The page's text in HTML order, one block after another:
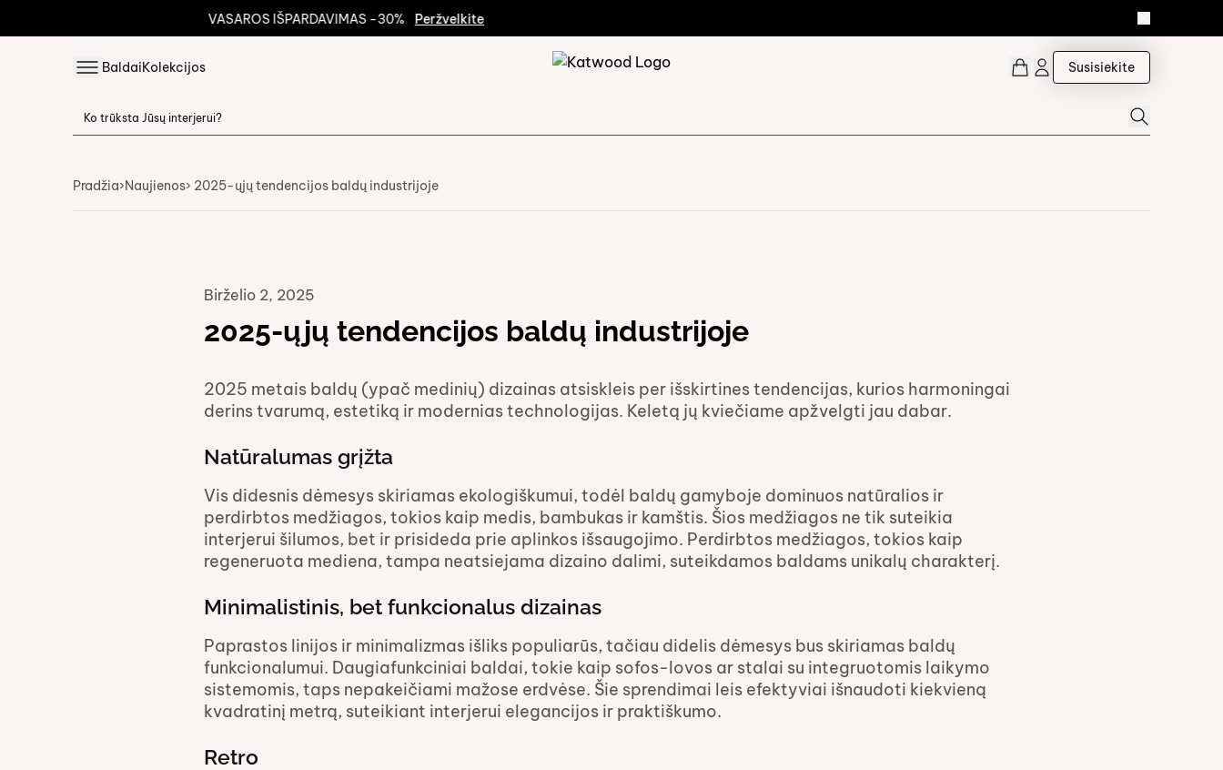
VASAROS IŠPARDAVIMAS -30% Peržvelkite
BaldaiKolekcijos Susisiekite
Pradžia›Naujienos› 2025-ųjų tendencijos baldų industrijoje
Birželio 2, 2025
2025-ųjų tendencijos baldų industrijoje
2025 metais baldų (ypač medinių) dizainas atsiskleis per išskirtines tendencijas, kurios harmoningai
derins tvarumą, estetiką ir modernias technologijas. Keletą jų kviečiame apžvelgti jau dabar.
Natūralumas grįžta
Vis didesnis dėmesys skiriamas ekologiškumui, todėl baldų gamyboje dominuos natūralios ir
perdirbtos medžiagos, tokios kaip medis, bambukas ir kamštis. Šios medžiagos ne tik suteikia
interjerui šilumos, bet ir prisideda prie aplinkos išsaugojimo. Perdirbtos medžiagos, tokios kaip
regeneruota mediena, tampa neatsiejama dizaino dalimi, suteikdamos baldams unikalų charakterį.
Minimalistinis, bet funkcionalus dizainas
Paprastos linijos ir minimalizmas išliks populiarūs, tačiau didelis dėmesys bus skiriamas baldų
funkcionalumui. Daugiafunkciniai baldai, tokie kaip sofos-lovos ar stalai su integruotomis laikymo
sistemomis, taps nepakeičiami mažose erdvėse. Šie sprendimai leis efektyviai išnaudoti kiekvieną
kvadratinį metrą, suteikiant interjerui elegancijos ir praktiškumo.
Retro